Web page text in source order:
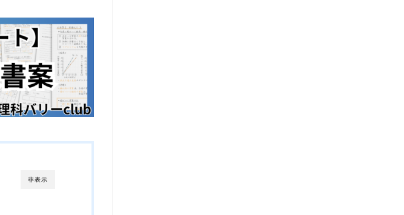
非表示